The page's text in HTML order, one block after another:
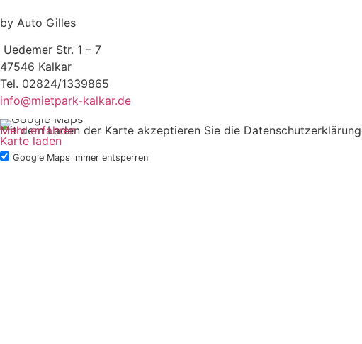
by Auto Gilles
Uedemer Str. 1 – 7
47546 Kalkar
Tel. 02824/1339865
info@mietpark-kalkar.de
Mit dem Laden der Karte akzeptieren Sie die
Mehr erfahren
Karte laden
Google Maps immer entsperren